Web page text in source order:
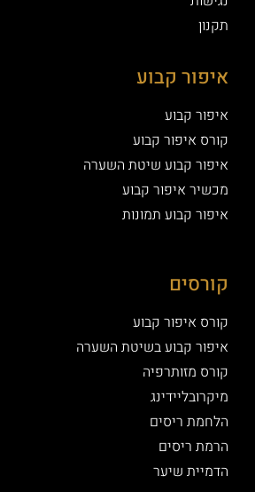
תקנון
איפור קבוע
איפור קבוע
קורס איפור קבוע
איפור קבוע שיטת השערה
מכשיר איפור קבוע
איפור קבוע תמונות
קורסים
קורס איפור קבוע
איפור קבוע בשיטת השערה
קורס מזותרפיה
מיקרובליידינג
הלחמת ריסים
הרמת ריסים
הדמיית שיער